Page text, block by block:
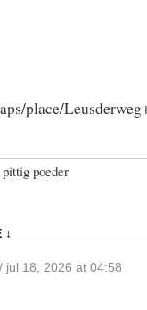
place/
pittig poeder
↓
jul 18, 2026 at 04:58